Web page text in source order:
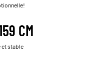
CM
et stable